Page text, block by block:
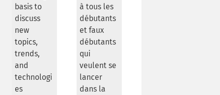
basis to
discuss
new
topics,
trends,
and
technologi
es
à tous les
débutants
et faux
débutants
qui
veulent se
lancer
dans la